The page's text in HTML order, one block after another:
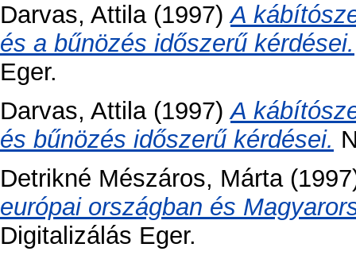
Darvas, Attila(1997)A
és a bűnözés időszerű kérdései.
Eger.
Darvas, Attila(1997)A
és bűnözés időszerű kérdései.
Detrikné Mészáros, Márta
európai országban és
Digitalizálás Eger.